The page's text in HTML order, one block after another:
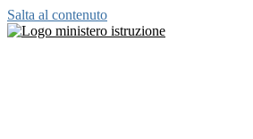
Salta al contenuto